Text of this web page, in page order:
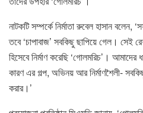
নাটকটি সম্পর্কে নির্মাতা রুবেল হাসান
তবে ‘চাপাবাজ’ সবকিছু ছাপিয়ে গেল। সেই
হিসেবে নির্মাণ করেছি ‘গোলমরিচ’।
কারণ এর গল্প, অভিনয় আর নির্মাণশৈলী-
করার।’